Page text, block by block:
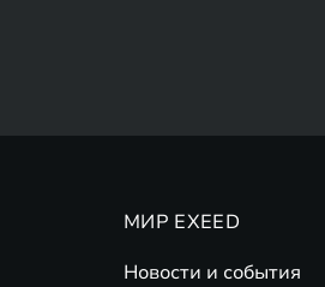
МИР EXEED
Новости и события